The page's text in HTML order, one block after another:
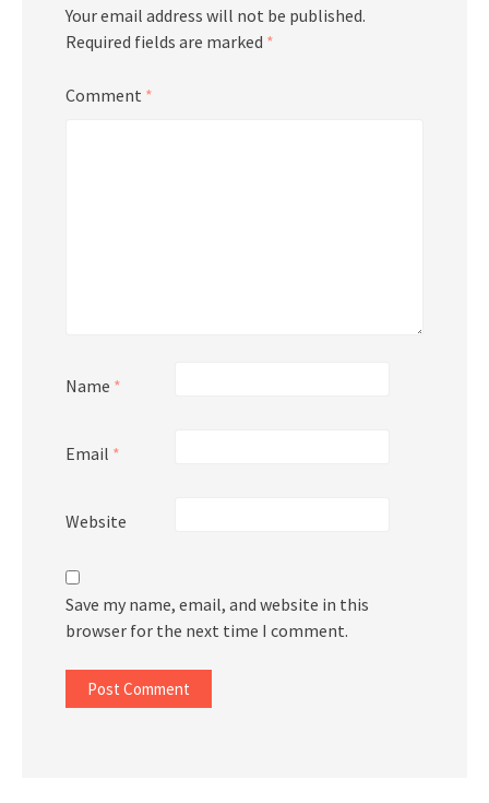
Your email address will not be published.
Required fields are marked *
Comment *
Name *
Email *
Website
Save my name, email, and website in this
browser for the next time I comment.